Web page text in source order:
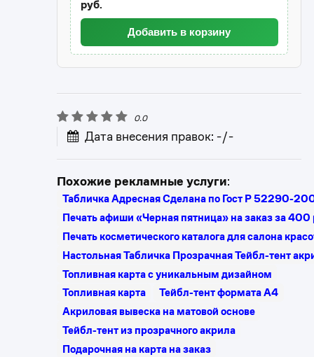
руб.
Добавить в корзину
0.0
Дата внесения правок: -/-
Похожие рекламные услуги:
Табличка Адресная Сделана по Гост Р 52290-
Печать афиши «Черная пятница» на заказ за 400
Печать косметического каталога для салона
Настольная Табличка Прозрачная Тейбл-тент
Топливная карта с уникальным дизайном
Топливная карта
Тейбл-тент формата А4
Акриловая вывеска на матовой основе
Тейбл-тент из прозрачного акрила
Подарочная на карта на заказ